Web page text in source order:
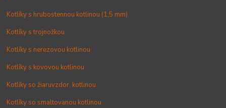
Kotlíky s hrubostennou kotlinou (1,5 mm)
Kotlíky s trojnožkou
Kotlíky s nerezovou kotlinou
Kotlíky s kovovou kotlinou
Kotlíky so žiaruvzdor. kotlinou
Kotlíky so smaltovanou kotlinou